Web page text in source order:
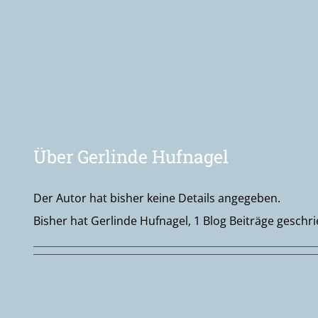
Über Gerlinde Hufnagel
Der Autor hat bisher keine Details angegeben.
Bisher hat Gerlinde Hufnagel, 1 Blog Beiträge